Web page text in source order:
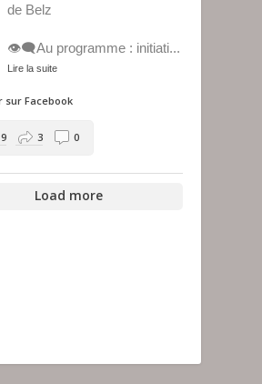
de Belz
👁️‍🗨️Au programme : initiati...
Lire la suite
sur Facebook
9 3 0
Load more